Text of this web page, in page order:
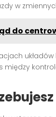
w
do
między